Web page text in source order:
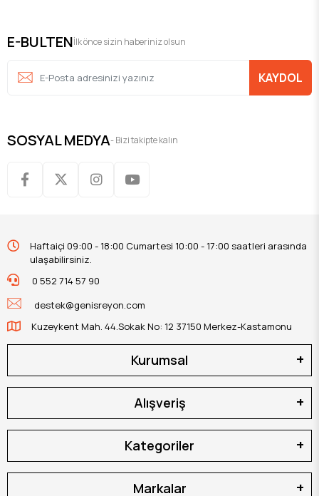
E-BULTENİlk önce sizin haberiniz olsun
KAYDOL
SOSYAL MEDYA- Bizi takipte kalın
Haftaiçi 09:00 - 18:00 Cumartesi 10:00 - 17:00 saatleri arasında
ulaşabilirsiniz.
0 552 714 57 90
destek@genisreyon.com
Kuzeykent Mah. 44.Sokak No: 12 37150 Merkez-Kastamonu
Kurumsal
Alışveriş
Kategoriler
Markalar